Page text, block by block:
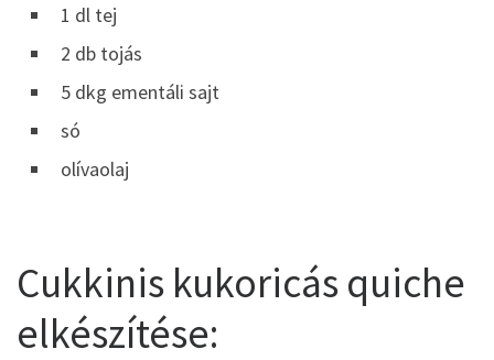
1 dl tej
2 db tojás
5 dkg ementáli sajt
só
olívaolaj
Cukkinis kukoricás quiche
elkészítése: